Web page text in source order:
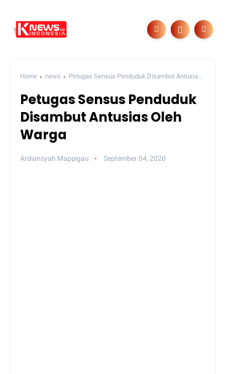
Home news
Petugas Sensus Penduduk Disambut Antusias
Petugas Sensus Penduduk
Disambut Antusias Oleh
Warga
Ardiansyah Mappigau September 04, 2020